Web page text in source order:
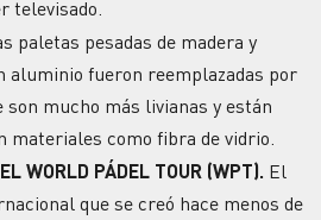
televisado.
paletas pesadas de madera y
aluminio fueron reemplazadas por
son mucho más livianas y están
materiales como fibra de vidrio.
WORLD PÁDEL TOUR (WPT). El
que se creó hace menos de